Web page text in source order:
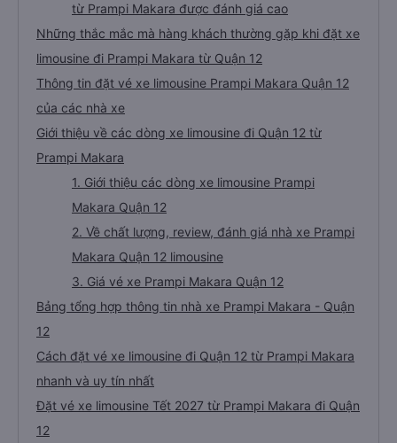
từ Prampi Makara được đánh giá cao
Những thắc mắc mà hàng khách thường gặp khi đặt xe
limousine đi Prampi Makara từ Quận 12
Thông tin đặt vé xe limousine Prampi Makara Quận 12
của các nhà xe
Giới thiệu về các dòng xe limousine đi Quận 12 từ
Prampi Makara
1. Giới thiệu các dòng xe limousine Prampi
Makara Quận 12
2. Về chất lượng, review, đánh giá nhà xe Prampi
Makara Quận 12 limousine
3. Giá vé xe Prampi Makara Quận 12
Bảng tổng hợp thông tin nhà xe Prampi Makara - Quận
12
Cách đặt vé xe limousine đi Quận 12 từ Prampi Makara
nhanh và uy tín nhất
Đặt vé xe limousine Tết 2027 từ Prampi Makara đi Quận
12